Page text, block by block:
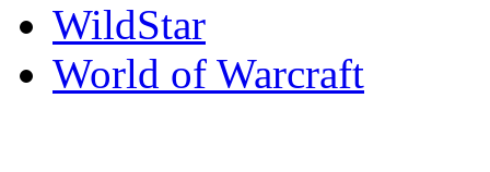
WildStar
World of Warcraft